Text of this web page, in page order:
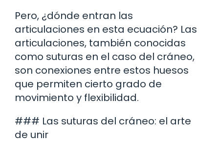
Pero, ¿dónde entran las
articulaciones en esta ecuación? Las
articulaciones, también conocidas
como suturas en el caso del cráneo,
son conexiones entre estos huesos
que permiten cierto grado de
movimiento y flexibilidad.
### Las suturas del cráneo: el arte
de unir